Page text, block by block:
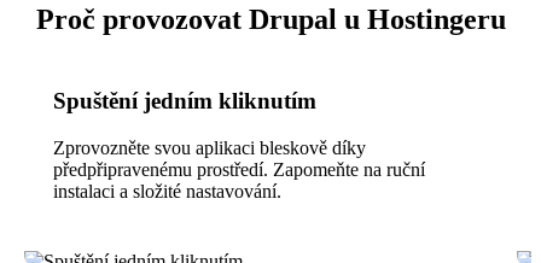
Proč provozovat Drupal u Hostingeru
Spuštění jedním kliknutím
Zprovozněte svou aplikaci bleskově díky
předpřipravenému prostředí. Zapomeňte na ruční
instalaci a složité nastavování.